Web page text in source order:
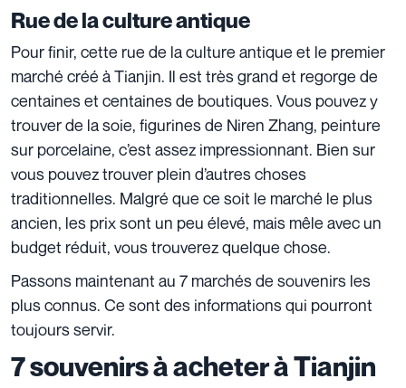
Rue de la culture antique
Pour finir, cette rue de la culture antique et le premier
marché créé à Tianjin. Il est très grand et regorge de
centaines et centaines de boutiques. Vous pouvez y
trouver de la soie, figurines de Niren Zhang, peinture
sur porcelaine, c’est assez impressionnant. Bien sur
vous pouvez trouver plein d’autres choses
traditionnelles. Malgré que ce soit le marché le plus
ancien, les prix sont un peu élevé, mais mêle avec un
budget réduit, vous trouverez quelque chose.
Passons maintenant au 7 marchés de souvenirs les
plus connus. Ce sont des informations qui pourront
toujours servir.
7 souvenirs à acheter à Tianjin